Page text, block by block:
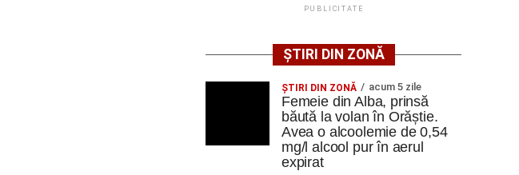
PUBLICITATE
ȘTIRI DIN ZONĂ
ŞTIRI DIN ZONĂ acum 5 zile
Femeie din Alba, prinsă
băută la volan în Orăștie.
Avea o alcoolemie de 0,54
mg/l alcool pur în aerul
expirat